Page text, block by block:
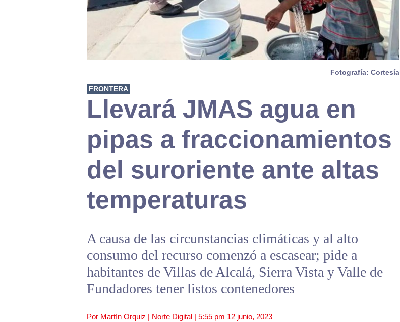
Fotografía: Cortesía
FRONTERA
Llevará JMAS agua en
pipas a fraccionamientos
del suroriente ante altas
temperaturas
A causa de las circunstancias climáticas y al alto
consumo del recurso comenzó a escasear; pide a
habitantes de Villas de Alcalá, Sierra Vista y Valle de
Fundadores tener listos contenedores
Por Martín Orquiz | Norte Digital | 5:55 pm 12 junio, 2023